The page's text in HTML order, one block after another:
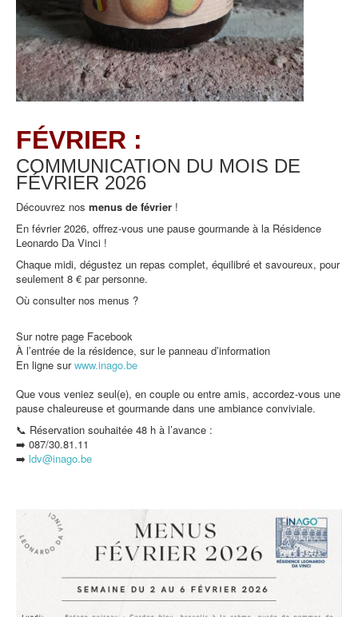
FÉVRIER :
COMMUNICATION DU MOIS DE
FÉVRIER 2026
Découvrez nos menus de février !
En février 2026, offrez-vous une pause gourmande à la Résidence
Leonardo Da Vinci !
Chaque midi, dégustez un repas complet, équilibré et savoureux, pour
seulement 8 € par personne.
Où consulter nos menus ?
Sur notre page Facebook
À l’entrée de la résidence, sur le panneau d’information
En ligne surwww.inago.be
Que vous veniez seul(e), en couple ou entre amis, accordez-vous une
pause chaleureuse et gourmande dans une ambiance conviviale.
📞 Réservation souhaitée 48 h à l’avance :
➡️ 087/30.81.11
➡️ ldv@inago.be